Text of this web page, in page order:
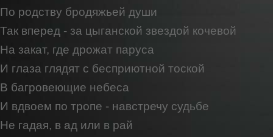
По родству бродяжьей души
Так вперед - за цыганской звездой кочевой
На закат, где дрожат паруса
И глаза глядят с бесприютной тоской
В багровеющие небеса
И вдвоем по тропе - навстречу судьбе
Не гадая, в ад или в рай